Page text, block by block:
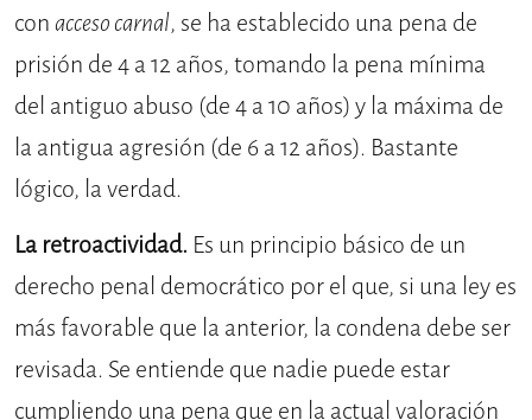
con acceso carnal, se ha establecido una pena de
prisión de 4 a 12 años, tomando la pena mínima
del antiguo abuso (de 4 a 10 años) y la máxima de
la antigua agresión (de 6 a 12 años). Bastante
lógico, la verdad.
La retroactividad. Es un principio básico de un
derecho penal democrático por el que, si una ley es
más favorable que la anterior, la condena debe ser
revisada. Se entiende que nadie puede estar
cumpliendo una pena que en la actual valoración